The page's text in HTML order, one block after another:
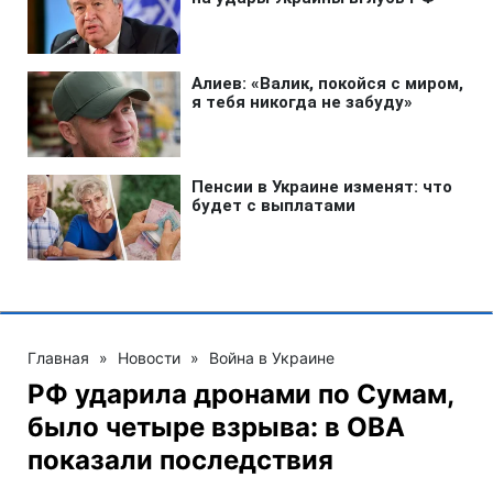
Главная » Новости » Война в Украине
РФ ударила дронами по Сумам,
было четыре взрыва: в ОВА
показали последствия